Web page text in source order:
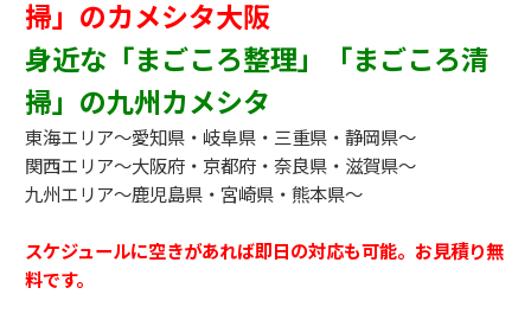
掃」のカメシタ大阪
身近な「まごころ整理」「まごころ清
掃」の九州カメシタ
東海エリア～愛知県・岐阜県・三重県・静岡県～
関西エリア～大阪府・京都府・奈良県・滋賀県～
九州エリア～鹿児島県・宮崎県・熊本県～
スケジュールに空きがあれば即日の対応も可能。お見積り無
料です。